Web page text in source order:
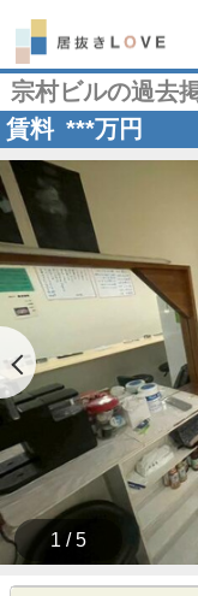
宗村ビルの過去
賃料 ***万円
1 / 5